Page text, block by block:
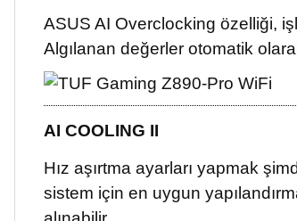
ASUS AI Overclocking özelliği,
Algılanan değerler otomatik
AI COOLING II
Hız aşırtma ayarları yapmak
sistem için en uygun